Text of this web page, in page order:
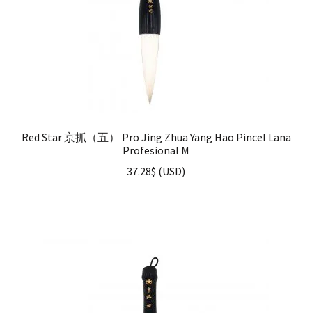
Red Star 京抓（五） Pro Jing Zhua Yang Hao Pincel Lana
Profesional M
37.28$ (USD)